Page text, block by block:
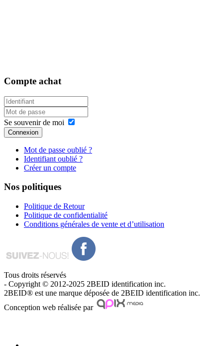
Compte achat
Se souvenir de moi
Connexion
Mot de passe oublié ?
Identifiant oublié ?
Créer un compte
Nos politiques
Politique de Retour
Politique de confidentialité
Conditions générales de vente et d’utilisation
Tous droits réservés
- Copyright © 2012-2025 2BEID identification inc.
2BEID® est une marque déposée de 2BEID identification inc.
Conception web réalisée par